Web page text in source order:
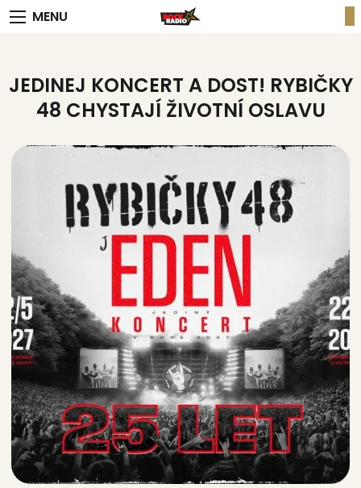
MENU
JEDINEJ KONCERT A DOST! RYBIČKY
48 CHYSTAJÍ ŽIVOTNÍ OSLAVU